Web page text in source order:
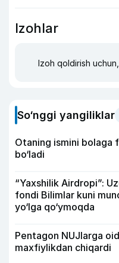
Izohlar
Izoh qoldirish
So‘nggi yangiliklar
Otaning ismini bolaga
bo‘ladi
“Yaxshilik Airdropi”:
fondi Bilimlar kuni
yo‘lga qo‘ymoqda
Pentagon NUJlarga
maxfiylikdan chiqardi